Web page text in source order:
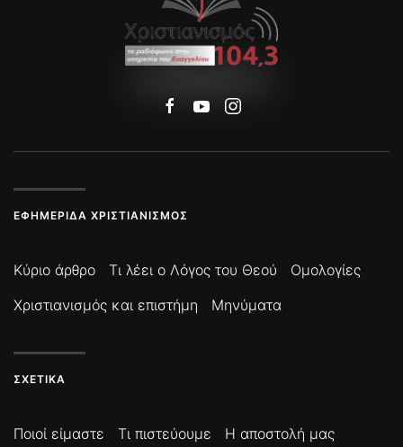
ΕΦΗΜΕΡΊΔΑ ΧΡΙΣΤΙΑΝΙΣΜΌΣ
Κύριο άρθρο Τι λέει ο Λόγος του Θεού
Ομολογίες
Χριστιανισμός και επιστήμη
Μηνύματα
ΣΧΕΤΙΚΆ
Ποιοί είμαστε Τι πιστεύουμε Η αποστολή μας